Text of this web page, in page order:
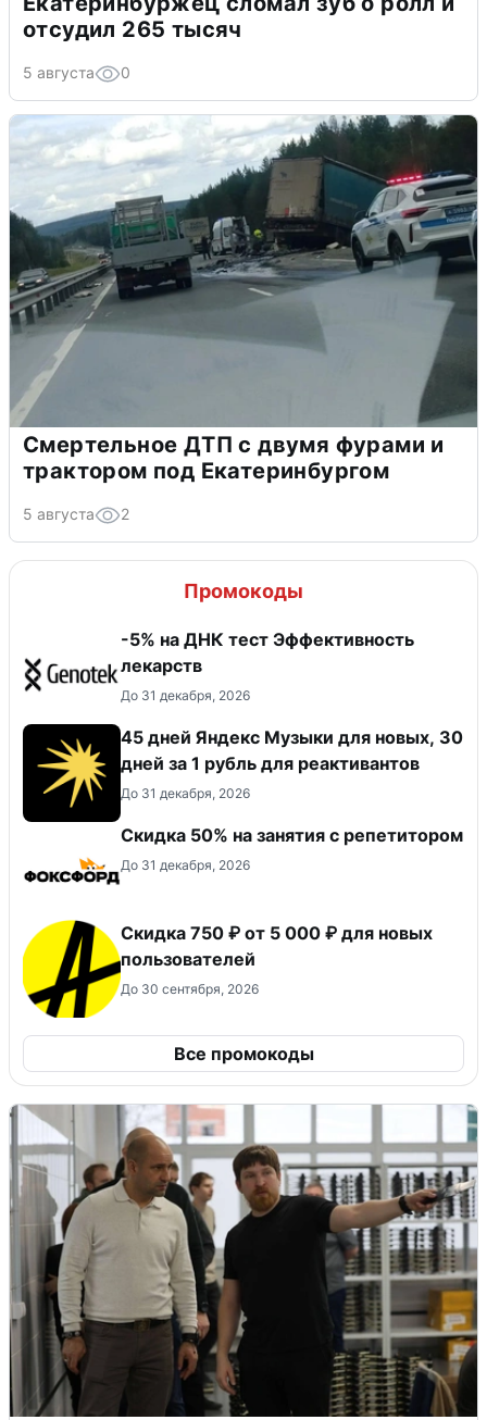
отсудил 265 тысяч
5 августа 0
Смертельное ДТП с двумя фурами и
трактором под Екатеринбургом
5 августа 2
Промокоды
-5% на ДНК тест Эффективность
лекарств
До 31 декабря, 2026
45 дней Яндекс Музыки для новых, 30
дней за 1 рубль для реактивантов
До 31 декабря, 2026
Скидка 50% на занятия с репетитором
До 31 декабря, 2026
Скидка 750 ₽ от 5 000 ₽ для новых
пользователей
До 30 сентября, 2026
Все промокоды